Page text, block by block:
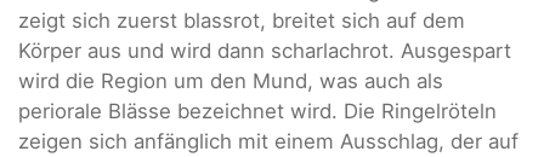
zeigt sich zuerst blassrot, breitet sich auf dem
Körper aus und wird dann scharlachrot. Ausgespart
wird die Region um den Mund, was auch als
periorale Blässe bezeichnet wird. Die Ringelröteln
zeigen sich anfänglich mit einem Ausschlag, der auf